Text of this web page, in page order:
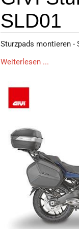
SLD01
Sturzpads montieren -
Weiterlesen ...